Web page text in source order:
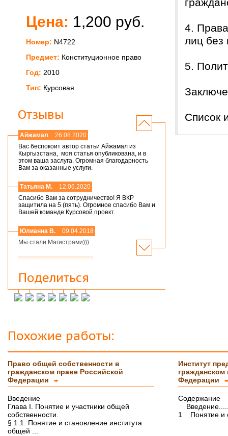
Цена: 1,200 руб.
Номер: N4722
Предмет: Конституционное право
Год: 2010
Тип: Курсовая
Отзывы
Айжамал
26.08.2020
Вас беспокоит автор статьи Айжамал из
Кыргызстана, моя статья опубликована, и в
этом ваша заслуга. Огромная благодарность
Вам за оказанные услуги.
Татьяна М.
12.06.2020
Спасибо Вам за сотрудничество! Я ВКР
защитила на 5 (пять). Огромное спасибо Вам и
Вашей команде Курсовой проект.
Юлианна В.
09.04.2018
Мы стали Магистрами)))
Мария,добрый день! Спасибо большое.
Защитился на 4!всего доброго
Инна М.
14.03.2018
защитилась на 4!!!! Отзыв на сайт обязательно
прикреплю,друзьям и знакомым буду Вас
Ольга С.
09.02.2018
Курсовая на "5"! Спасибо огромное!!!
После новогодних праздников буду снова Вам
Ксения
16.01.2018
Спасибо большое!!! Очень приятно с Вами
сотрудничать!
Поделиться
4.
лиц
5.
Список
Похожие работы:
Право общей собственности в
гражданском праве Российской
Федерации
➨
Введение
Глава I. Понятие и участники общей
собственности.
§ 1.1. Понятие и становление института
общей ...
Институт
гражданском
Федерации
➨
Содержание
1 Понятие и